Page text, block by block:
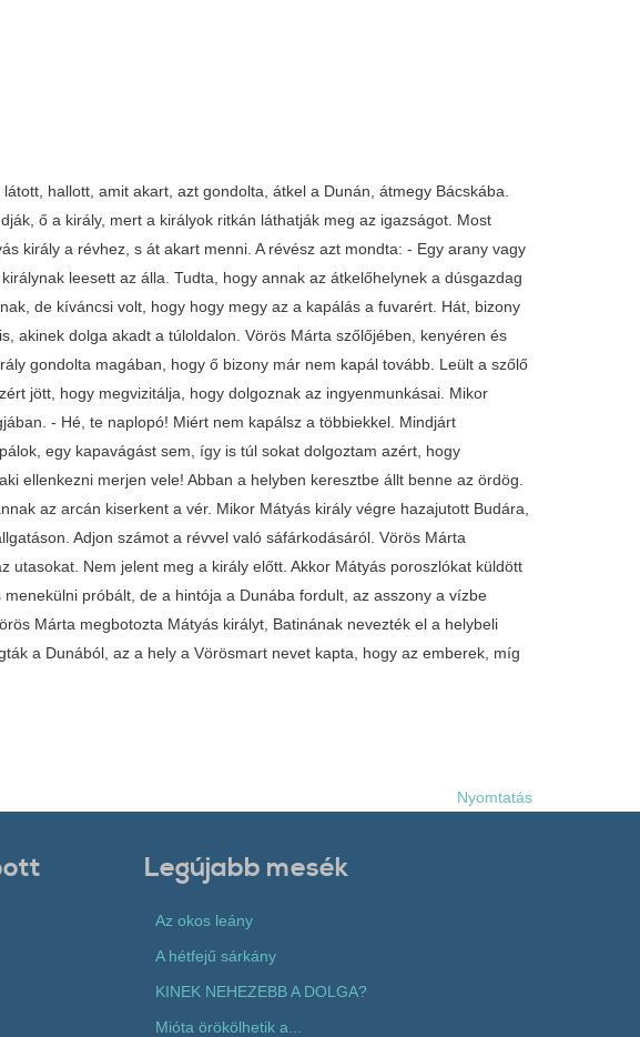
hallott, amit akart, azt gondolta, átkel a Dunán, átmegy Bácskába.
ő a király, mert a királyok ritkán láthatják meg az igazságot. Most
király a révhez, s át akart menni. A révész azt mondta: - Egy arany vagy
leesett az álla. Tudta, hogy annak az átkelőhelynek a dúsgazdag
de kíváncsi volt, hogy hogy megy az a kapálás a fuvarért. Hát, bizony
akinek dolga akadt a túloldalon. Vörös Márta szőlőjében, kenyéren és
gondolta magában, hogy ő bizony már nem kapál tovább. Leült a szőlő
jött, hogy megvizitálja, hogy dolgoznak az ingyenmunkásai. Mikor
- Hé, te naplopó! Miért nem kapálsz a többiekkel. Mindjárt
egy kapavágást sem, így is túl sokat dolgoztam azért, hogy
ellenkezni merjen vele! Abban a helyben keresztbe állt benne az ördög.
az arcán kiserkent a vér. Mikor Mátyás király végre hazajutott Budára,
Adjon számot a révvel való sáfárkodásáról. Vörös Márta
utasokat. Nem jelent meg a király előtt. Akkor Mátyás poroszlókat küldött
próbált, de a hintója a Dunába fordult, az asszony a vízbe
Márta megbotozta Mátyás királyt, Batinának nevezték el a helybeli
a Dunából, az a hely a Vörösmart nevet kapta, hogy az emberek, míg
Nyomtatás
Legújabb mesék
Az okos leány
A hétfejű sárkány
KINEK NEHEZEBB A DOLGA?
Mióta örökölhetik a...